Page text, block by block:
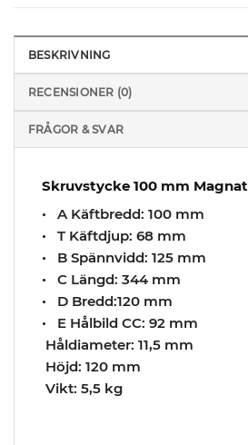
BESKRIVNING
RECENSIONER (0)
FRÅGOR & SVAR
Skruvstycke 100 mm Magnat
• A Käftbredd: 100 mm
• T Käftdjup: 68 mm
• B Spännvidd: 125 mm
• C Längd: 344 mm
• D Bredd:120 mm
• E Hålbild CC: 92 mm
Håldiameter: 11,5 mm
Höjd: 120 mm
Vikt: 5,5 kg